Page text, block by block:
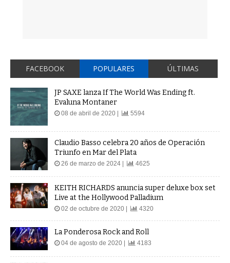
FACEBOOK POPULARES ÚLTIMAS
JP SAXE lanza If The World Was Ending ft.
Evaluna Montaner
08 de abril de 2020 | 5594
Claudio Basso celebra 20 años de Operación
Triunfo en Mar del Plata
26 de marzo de 2024 | 4625
KEITH RICHARDS anuncia super deluxe box set
Live at the Hollywood Palladium
02 de octubre de 2020 | 4320
La Ponderosa Rock and Roll
04 de agosto de 2020 | 4183